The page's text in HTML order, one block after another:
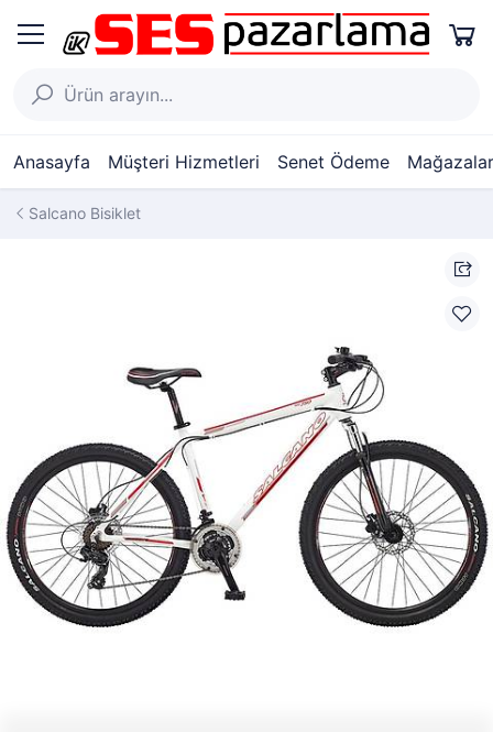
Anasayfa Müşteri Hizmetleri Senet Ödeme
Salcano Bisiklet